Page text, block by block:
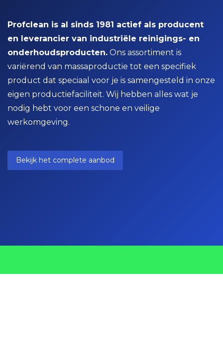
Profclean is al sinds 1981 actief als producent
en leverancier van industriële reinigings- en
onderhoudsproducten. Ons assortiment is
variërend van massaproductie tot een specifiek
product dat speciaal voor je is samengesteld in onze
eigen productiefaciliteit. Wij hebben alles wat je
nodig hebt voor een schone en veilige
werkomgeving.
Bekijk het complete aanbod